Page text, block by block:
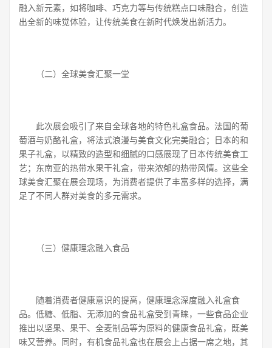
融入新元素，如将咖啡、巧克力等与传统糕点口味融合，创造
出全新的味觉体验，让传统美食在新时代焕发出新活力。
（二）全球美食汇聚一堂
此次展会吸引了来自全球各地的特色礼盒食品。法国的葡
萄酒与奶酪礼盒，将法式浪漫与美食文化完美融合；日本的和
果子礼盒，以精致的造型和细腻的口感展现了日本传统美食工
艺；东南亚的热带水果干礼盒，带来浓郁的热带风情。这些全
球美食汇聚在展会现场，为消费者提供了丰富多样的选择，满
足了不同人群对美食的多元需求。
（三）健康理念融入食品
随着消费者健康意识的提高，健康理念深度融入礼盒食
品。低糖、低脂、无添加的食品礼盒受到青睐，一些食品企业
推出以坚果、果干、全麦制品等为原料的健康食品礼盒，既美
味又营养。同时，有机食品礼盒也在展会上占据一席之地，其